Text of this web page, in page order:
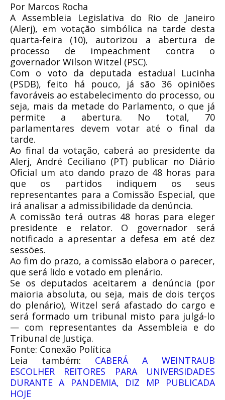
Por Marcos Rocha
A Assembleia Legislativa do Rio de Janeiro
(Alerj), em votação simbólica na tarde desta
quarta-feira (10), autorizou a abertura de
processo de impeachment contra o
governador Wilson Witzel (PSC).
Com o voto da deputada estadual Lucinha
(PSDB), feito há pouco, já são 36 opiniões
favoráveis ao estabelecimento do processo, ou
seja, mais da metade do Parlamento, o que já
permite a abertura. No total, 70
parlamentares devem votar até o final da
tarde.
Ao final da votação, caberá ao presidente da
Alerj, André Ceciliano (PT) publicar no Diário
Oficial um ato dando prazo de 48 horas para
que os partidos indiquem os seus
representantes para a Comissão Especial, que
irá analisar a admissibilidade da denúncia.
A comissão terá outras 48 horas para eleger
presidente e relator. O governador será
notificado a apresentar a defesa em até dez
sessões.
Ao fim do prazo, a comissão elabora o parecer,
que será lido e votado em plenário.
Se os deputados aceitarem a denúncia (por
maioria absoluta, ou seja, mais de dois terços
do plenário), Witzel será afastado do cargo e
será formado um tribunal misto para julgá-lo
— com representantes da Assembleia e do
Tribunal de Justiça.
Fonte: Conexão Política
Leia também: CABERÁ A WEINTRAUB
ESCOLHER REITORES PARA UNIVERSIDADES
DURANTE A PANDEMIA, DIZ MP PUBLICADA
HOJE